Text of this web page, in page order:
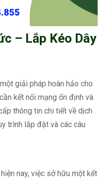
– Lắp Kéo Dây
giải pháp hoàn hảo cho
kết nối mạng ổn định và
thông tin chi tiết về dịch
trình lắp đặt và các câu
nay, việc sở hữu một kết